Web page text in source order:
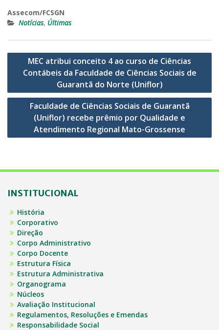
Assecom/FCSGN
Notícias, Últimas
Navegação
MEC atribui conceito 4 ao curso de Ciências
Contábeis da Faculdade de Ciências Sociais de
Guarantã do Norte (Uniflor)
Faculdade de Ciências Sociais de Guarantã
(Uniflor) recebe prêmio por Qualidade e
Atendimento Regional Mato-Grossense
INSTITUCIONAL
História
Corporativo
Direção
Corpo Administrativo
Corpo Docente
Estrutura Física
Estrutura Administrativa
Organograma
Núcleos
Avaliação Institucional
Regulamentos, Resoluções e Emendas
Responsabilidade Social